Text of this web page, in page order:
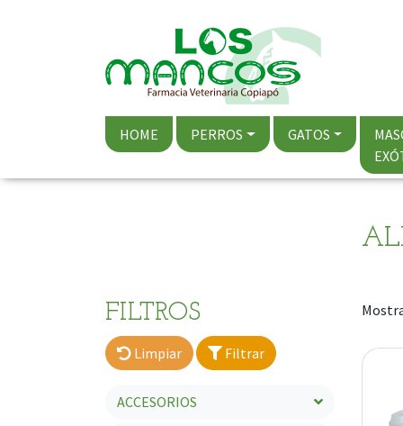
HOME PERROS GATOS
FILTROS
Limpiar Filtrar
ACCESORIOS